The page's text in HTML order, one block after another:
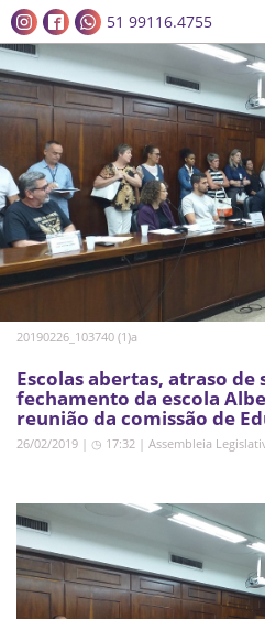
51 99116.4755
20190226_103740 (1)a
Escolas abertas, atraso de
fechamento da escola
reunião da comissão de
26/02/2019 | ◷ 17:32 | Assembleia